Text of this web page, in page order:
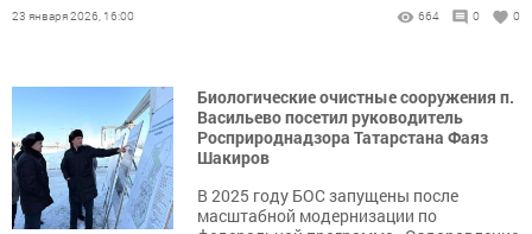
23 января 2026, 16:00 664 0 0
Биологические очистные сооружения п.
Васильево посетил руководитель
Росприроднадзора Татарстана Фаяз
Шакиров
В 2025 году БОС запущены после
масштабной модернизации по